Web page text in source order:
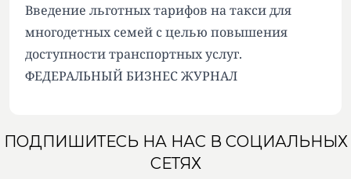
Введение льготных тарифов на такси для
многодетных семей с целью повышения
доступности транспортных услуг.
ФЕДЕРАЛЬНЫЙ БИЗНЕС ЖУРНАЛ
ПОДПИШИТЕСЬ НА НАС В СОЦИАЛЬНЫХ
СЕТЯХ